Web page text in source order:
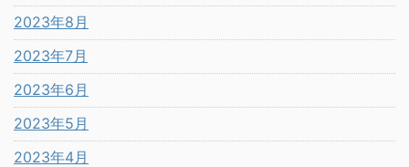
2023年8月
2023年7月
2023年6月
2023年5月
2023年4月